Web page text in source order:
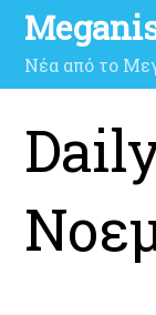
Νέα από το